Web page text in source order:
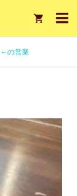

の営業